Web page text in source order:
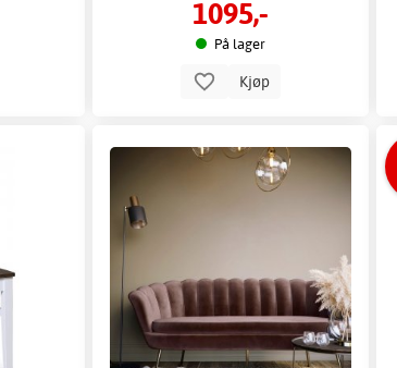
1095,-
På lager
Kjøp